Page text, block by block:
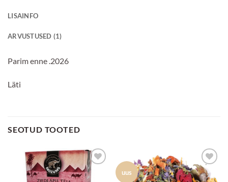
LISAINFO
ARVUSTUSED (1)
Parim enne .2026
Läti
SEOTUD TOOTED
Lisa
lemmikuks
uus
Lisa
lemmikuks